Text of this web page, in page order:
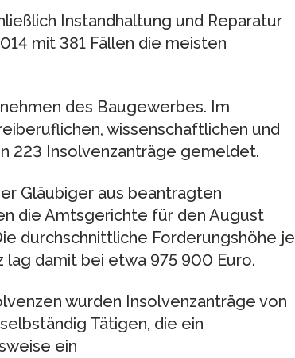
Instandhaltung und Reparatur
mit 381 Fällen die meisten
des Baugewerbes. Im
wissenschaftlichen und
223 Insolvenzanträge gemeldet.
Gläubiger aus beantragten
die Amtsgerichte für den August
durchschnittliche Forderungshöhe je
damit bei etwa 975 900 Euro.
wurden Insolvenzanträge von
Tätigen, die ein
ein